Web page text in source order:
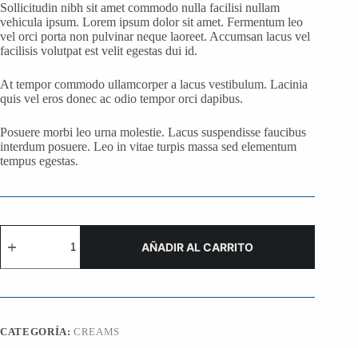
Sollicitudin nibh sit amet commodo nulla facilisi nullam
vehicula ipsum. Lorem ipsum dolor sit amet. Fermentum leo
vel orci porta non pulvinar neque laoreet. Accumsan lacus vel
facilisis volutpat est velit egestas dui id.
At tempor commodo ullamcorper a lacus vestibulum. Lacinia
quis vel eros donec ac odio tempor orci dapibus.
Posuere morbi leo urna molestie. Lacus suspendisse faucibus
interdum posuere. Leo in vitae turpis massa sed elementum
tempus egestas.
Sollicitudin
Nibh
AÑADIR AL CARRITO
CATEGORÍA:CREAMS